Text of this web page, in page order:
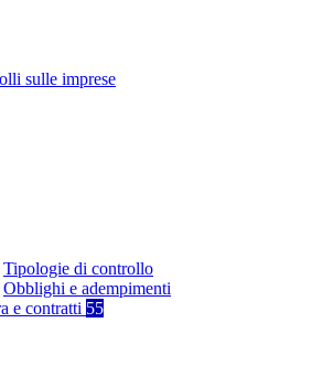
sulle imprese
Tipologie di controllo
Obblighi e adempimenti
e contratti 55